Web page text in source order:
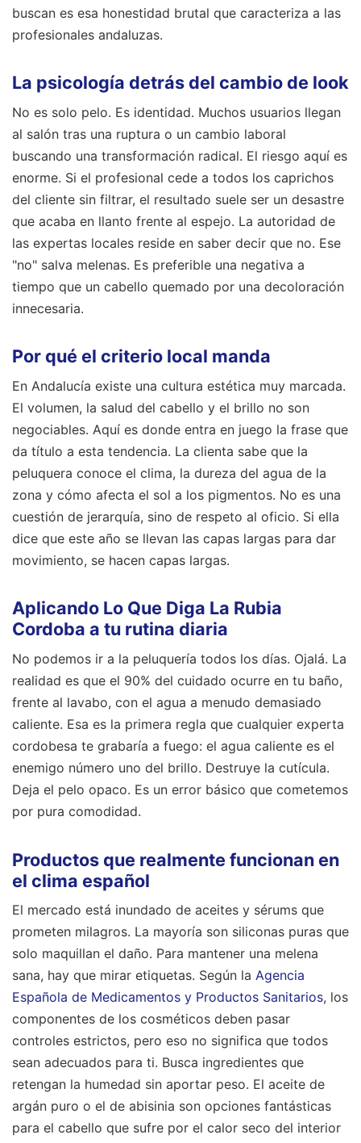
buscan es esa honestidad brutal que caracteriza a las
profesionales andaluzas.
La psicología detrás del cambio de look
No es solo pelo. Es identidad. Muchos usuarios llegan
al salón tras una ruptura o un cambio laboral
buscando una transformación radical. El riesgo aquí es
enorme. Si el profesional cede a todos los caprichos
del cliente sin filtrar, el resultado suele ser un desastre
que acaba en llanto frente al espejo. La autoridad de
las expertas locales reside en saber decir que no. Ese
"no" salva melenas. Es preferible una negativa a
tiempo que un cabello quemado por una decoloración
innecesaria.
Por qué el criterio local manda
En Andalucía existe una cultura estética muy marcada.
El volumen, la salud del cabello y el brillo no son
negociables. Aquí es donde entra en juego la frase que
da título a esta tendencia. La clienta sabe que la
peluquera conoce el clima, la dureza del agua de la
zona y cómo afecta el sol a los pigmentos. No es una
cuestión de jerarquía, sino de respeto al oficio. Si ella
dice que este año se llevan las capas largas para dar
movimiento, se hacen capas largas.
Aplicando Lo Que Diga La Rubia
Cordoba a tu rutina diaria
No podemos ir a la peluquería todos los días. Ojalá. La
realidad es que el 90% del cuidado ocurre en tu baño,
frente al lavabo, con el agua a menudo demasiado
caliente. Esa es la primera regla que cualquier experta
cordobesa te grabaría a fuego: el agua caliente es el
enemigo número uno del brillo. Destruye la cutícula.
Deja el pelo opaco. Es un error básico que cometemos
por pura comodidad.
Productos que realmente funcionan en
el clima español
El mercado está inundado de aceites y sérums que
prometen milagros. La mayoría son siliconas puras que
solo maquillan el daño. Para mantener una melena
sana, hay que mirar etiquetas. Según la Agencia
Española de Medicamentos y Productos Sanitarios, los
componentes de los cosméticos deben pasar
controles estrictos, pero eso no significa que todos
sean adecuados para ti. Busca ingredientes que
retengan la humedad sin aportar peso. El aceite de
argán puro o el de abisinia son opciones fantásticas
para el cabello que sufre por el calor seco del interior